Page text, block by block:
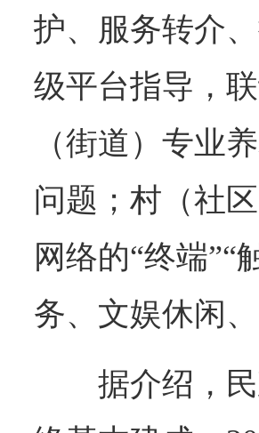
护、服务转介
级平台指导，
（街道）专业
问题；村（社
网络的“终端”“
务、文娱休闲
据介绍，